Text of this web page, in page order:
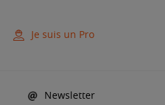
Je suis un Pro
Newsletter